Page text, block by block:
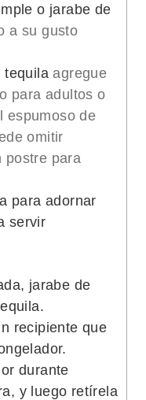
o jarabe de
a su gusto
tequila agregue
para adultos o
espumoso de
omitir
postre para
para adornar
servir
jarabe de
recipiente que
durante
y luego retírela